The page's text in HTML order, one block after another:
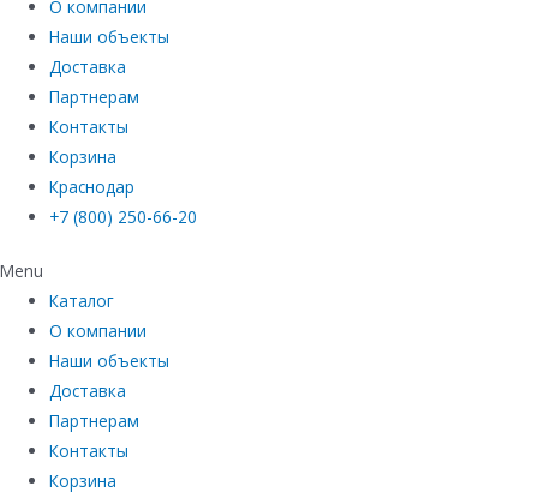
О компании
Наши объекты
Доставка
Партнерам
Контакты
Корзина
Краснодар
+7 (800) 250-66-20
Menu
Каталог
О компании
Наши объекты
Доставка
Партнерам
Контакты
Корзина